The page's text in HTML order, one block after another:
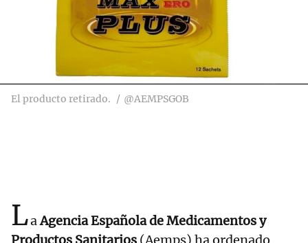
El producto retirado. @AEMPSGOB
LaAgencia Española de Medicamentos y